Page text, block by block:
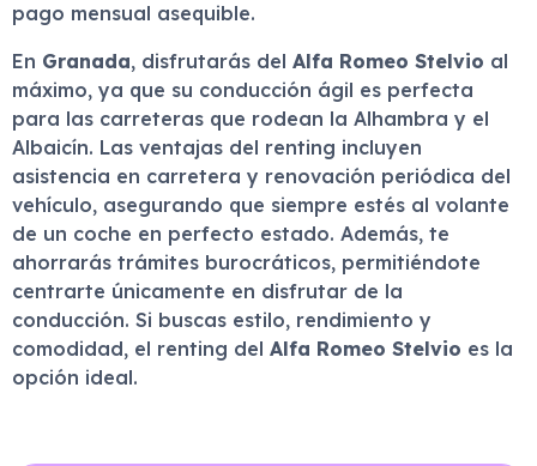
pago mensual asequible.
En Granada, disfrutarás del Alfa Romeo Stelvio al
máximo, ya que su conducción ágil es perfecta
para las carreteras que rodean la Alhambra y el
Albaicín. Las ventajas del renting incluyen
asistencia en carretera y renovación periódica del
vehículo, asegurando que siempre estés al volante
de un coche en perfecto estado. Además, te
ahorrarás trámites burocráticos, permitiéndote
centrarte únicamente en disfrutar de la
conducción. Si buscas estilo, rendimiento y
comodidad, el renting del Alfa Romeo Stelvio es la
opción ideal.